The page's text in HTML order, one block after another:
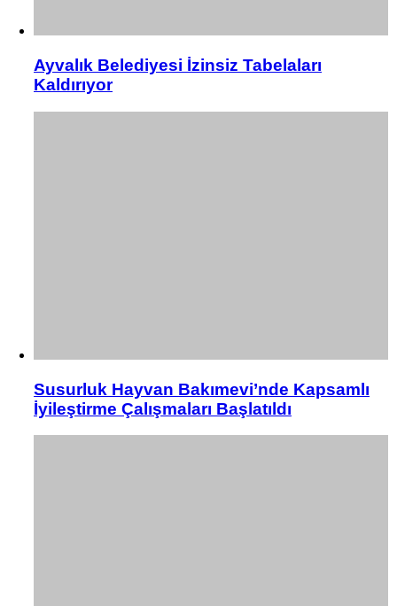
Ayvalık Belediyesi İzinsiz Tabelaları
Kaldırıyor
Susurluk Hayvan Bakımevi’nde Kapsamlı
İyileştirme Çalışmaları Başlatıldı